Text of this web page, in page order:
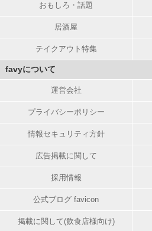
おもしろ・話題
居酒屋
テイクアウト特集
favyについて
運営会社
プライバシーポリシー
情報セキュリティ方針
広告掲載に関して
採用情報
公式ブログ favicon
掲載に関して(飲食店様向け)